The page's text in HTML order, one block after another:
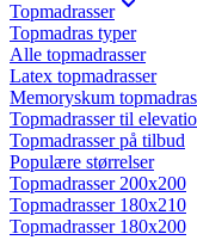
Topmadrasser
Topmadras typer
Alle topmadrasser
Latex topmadrasser
Memoryskum
Topmadrasser til
Topmadrasser på tilbud
Populære størrelser
Topmadrasser 200x200
Topmadrasser 180x210
Topmadrasser 180x200